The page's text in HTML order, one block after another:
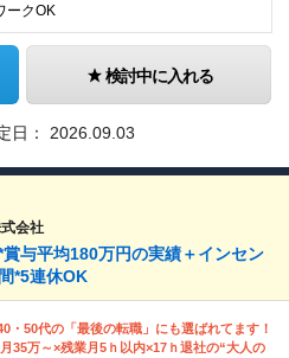
ークOK
検討中に入れる
日： 2026.09.03
会社
与平均180万円の実績＋インセン
*5連休OK
・50代の「最後の転職」にも選ばれてます！
月35万～×残業月5ｈ以内×17ｈ退社の“大人の